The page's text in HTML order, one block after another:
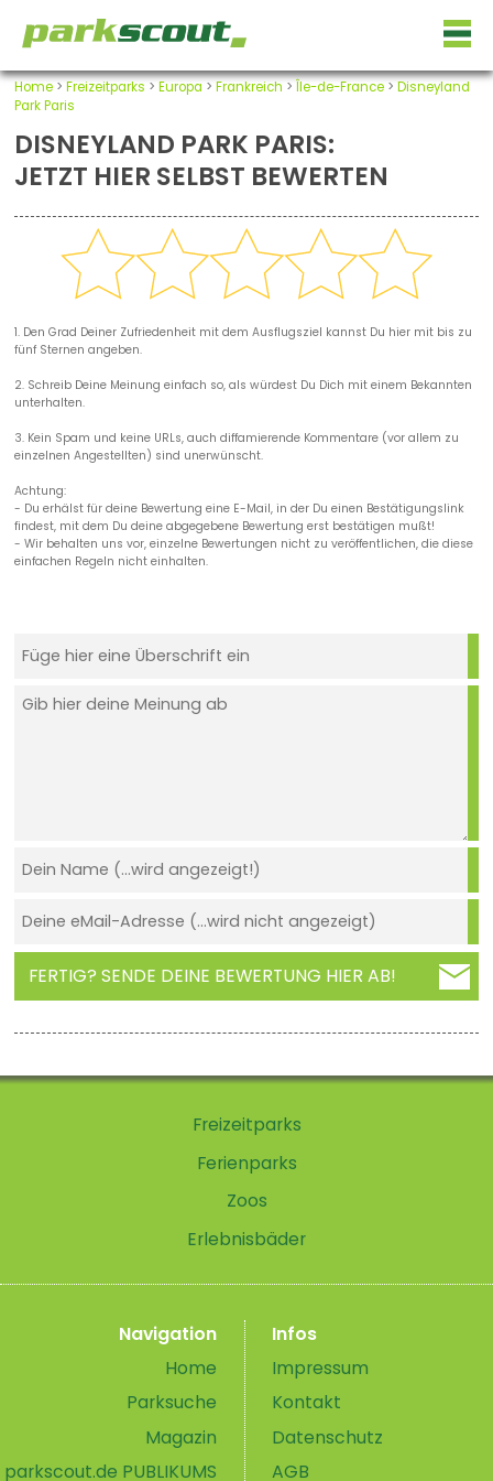
Home> Freizeitparks > Europa > Frankreich > Île-de-France> Disneyland
Park Paris
DISNEYLAND PARK PARIS:
JETZT HIER SELBST BEWERTEN
1. Den Grad Deiner Zufriedenheit mit dem Ausflugsziel kannst Du hier mit bis zu
fünf Sternen angeben.
2. Schreib Deine Meinung einfach so, als würdest Du Dich mit einem Bekannten
unterhalten.
3. Kein Spam und keine URLs, auch diffamierende Kommentare (vor allem zu
einzelnen Angestellten) sind unerwünscht.
Achtung:
- Du erhälst für deine Bewertung eine E-Mail, in der Du einen Bestätigungslink
findest, mit dem Du deine abgegebene Bewertung erst bestätigen mußt!
- Wir behalten uns vor, einzelne Bewertungen nicht zu veröffentlichen, die diese
einfachen Regeln nicht einhalten.
FERTIG? SENDE DEINE BEWERTUNG HIER AB!
Freizeitparks
Ferienparks
Zoos
Erlebnisbäder
Navigation
Home
Parksuche
Magazin
parkscout.de PUBLIKUMS
Infos
Impressum
Kontakt
Datenschutz
AGB